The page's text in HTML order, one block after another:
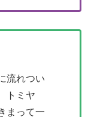
流れつい
トミヤ
まって一